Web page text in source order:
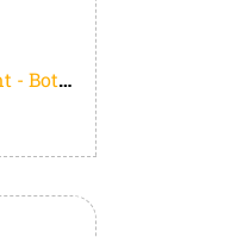
LEGO Icons Chrysant - Botanical Collection - 10368